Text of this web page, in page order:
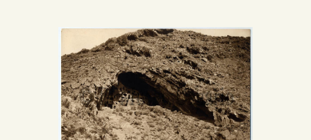
PREPARAR LA VISITA
ACTIVIDADES
█